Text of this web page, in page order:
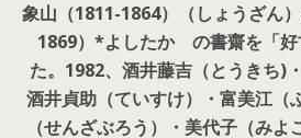
象山（1811-1864）（しょうざん
1869）*よしたか の書齋を「好
た。 1982、酒井藤吉（とうきち)
酒井貞助（ていすけ）・富美江（
（せんざぶろう）・美代子（み